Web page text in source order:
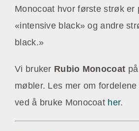
Monocoat hvor første strøk er
«intensive black» og andre
black.»
Vi bruker Rubio Monocoat
møbler. Les mer om
ved å bruke Monocoat her.